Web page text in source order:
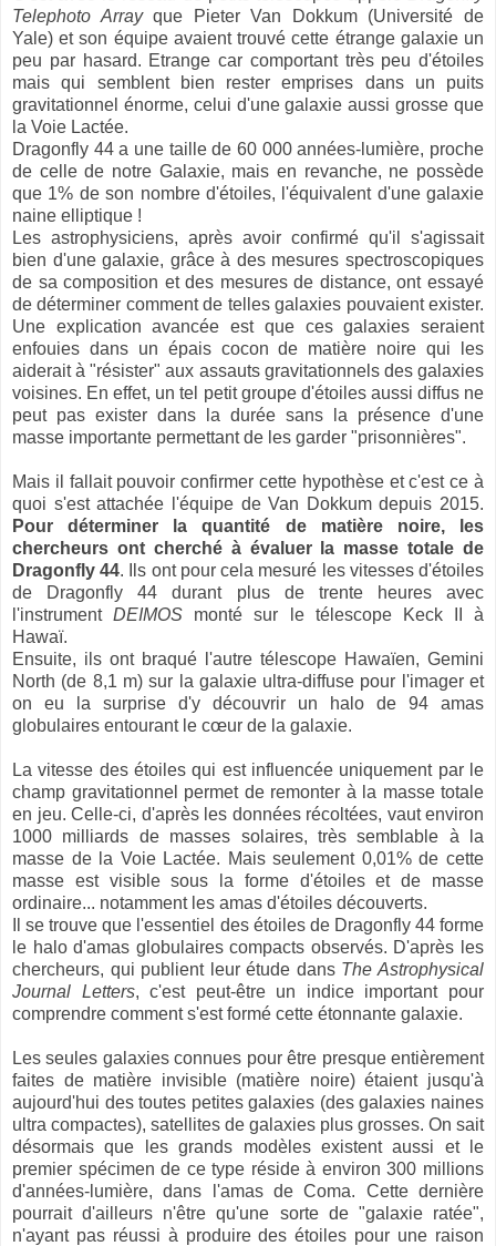
Telephoto Arrayque Pieter Van Dokkum (Université de
Yale) et son équipe avaient trouvé cette étrange galaxie un
peu par hasard. Etrange car comportant très peu d'étoiles
mais qui semblent bien rester emprises dans un puits
gravitationnel énorme, celui d'une galaxie aussi grosse que
la Voie Lactée.
Dragonfly 44 a une taille de 60 000 années-lumière, proche
de celle de notre Galaxie, mais en revanche, ne possède
que 1% de son nombre d'étoiles, l'équivalent d'une galaxie
naine elliptique !
Les astrophysiciens, après avoir confirmé qu'il s'agissait
bien d'une galaxie, grâce à des mesures spectroscopiques
de sa composition et des mesures de distance, ont essayé
de déterminer comment de telles galaxies pouvaient exister.
Une explication avancée est que ces galaxies seraient
enfouies dans un épais cocon de matière noire qui les
aiderait à "résister" aux assauts gravitationnels des galaxies
voisines. En effet, un tel petit groupe d'étoiles aussi diffus ne
peut pas exister dans la durée sans la présence d'une
masse importante permettant de les garder "prisonnières".
Mais il fallait pouvoir confirmer cette hypothèse et c'est ce à
quoi s'est attachée l'équipe de Van Dokkum depuis 2015.
Pour déterminer la quantité de matière noire, les
chercheurs ont cherché à évaluer la masse totale de
Dragonfly 44. Ils ont pour cela mesuré les vitesses d'étoiles
de Dragonfly 44 durant plus de trente heures avec
l'instrumentDEIMOS monté sur le télescope Keck II à
Hawaï.
Ensuite, ils ont braqué l'autre télescope Hawaïen, Gemini
North (de 8,1 m) sur la galaxie ultra-diffuse pour l'imager et
on eu la surprise d'y découvrir un halo de 94 amas
globulaires entourant le cœur de la galaxie.
La vitesse des étoiles qui est influencée uniquement par le
champ gravitationnel permet de remonter à la masse totale
en jeu. Celle-ci, d'après les données récoltées, vaut environ
1000 milliards de masses solaires, très semblable à la
masse de la Voie Lactée. Mais seulement 0,01% de cette
masse est visible sous la forme d'étoiles et de masse
ordinaire... notamment les amas d'étoiles découverts.
Il se trouve que l'essentiel des étoiles de Dragonfly 44 forme
le halo d'amas globulaires compacts observés. D'après les
chercheurs, qui publient leur étude dans The Astrophysical
Journal Letters, c'est peut-être un indice important pour
comprendre comment s'est formé cette étonnante galaxie.
Les seules galaxies connues pour être presque entièrement
faites de matière invisible (matière noire) étaient jusqu'à
aujourd'hui des toutes petites galaxies (des galaxies naines
ultra compactes), satellites de galaxies plus grosses. On sait
désormais que les grands modèles existent aussi et le
premier spécimen de ce type réside à environ 300 millions
d'années-lumière, dans l'amas de Coma. Cette dernière
pourrait d'ailleurs n'être qu'une sorte de "galaxie ratée",
n'ayant pas réussi à produire des étoiles pour une raison